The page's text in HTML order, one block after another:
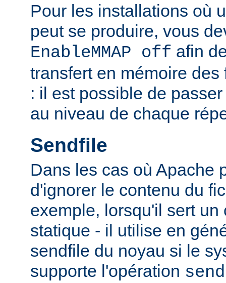
Pour les installations où
peut se produire, vous
EnableMMAP off afin
transfert en mémoire
: il est possible de
au niveau de chaque
Sendfile
Dans les cas où Apache
d'ignorer le contenu du
exemple, lorsqu'il sert un
statique - il utilise en
sendfile du noyau si le
supporte l'opération